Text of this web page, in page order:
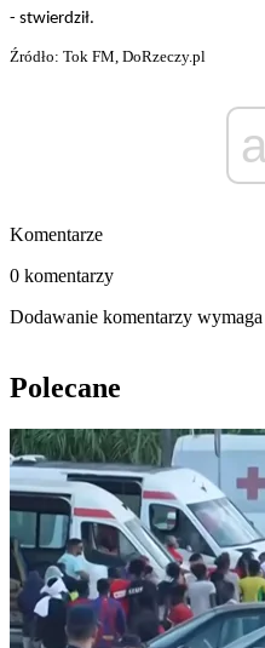
- stwierdził.
Źródło: Tok FM, DoRzeczy.pl
Komentarze
0 komentarzy
Dodawanie komentarzy
Polecane